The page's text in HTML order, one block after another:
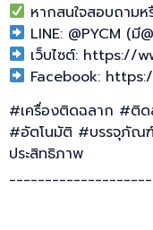
หากสนใจสอบถาม
LINE: @PYCM (มี
เว็บไซต์: https://
Facebook:
#เครื่องติดฉลาก #ติ
#อัตโนมัติ #บรรจุภัณ
ประสิทธิภาพ